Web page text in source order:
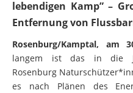
lebendigen Kamp” –
Entfernung von
Rosenburg/Kamptal, am
langem ist das in die
Rosenburg
es nach Plänen des